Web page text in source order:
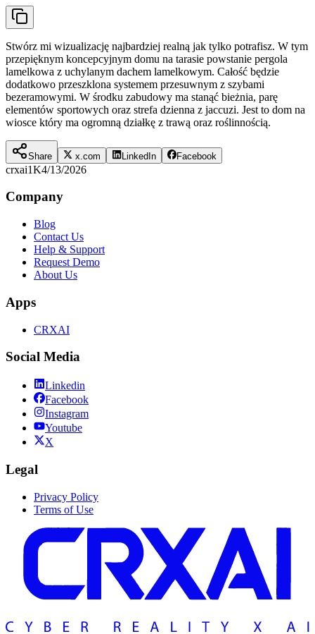
Stwórz mi wizualizację najbardziej realną jak tylko potrafisz. W tym
przepięknym koncepcyjnym domu na tarasie powstanie pergola
lamelkowa z uchylanym dachem lamelkowym. Całość będzie
dodatkowo przeszklona systemem przesuwnym z szybami
bezeramowymi. W środku zabudowy ma stanąć bieżnia, parę
elementów sportowych oraz strefa dzienna z jaccuzi. Jest to dom na
wiosce który ma ogromną działkę z trawą oraz roślinnością.
Share x.com LinkedIn Facebook
crxai1K4/13/2026
Company
Blog
Contact Us
Help & Support
Request Demo
About Us
Apps
CRXAI
Social Media
Linkedin
Facebook
Instagram
Youtube
X
Legal
Privacy Policy
Terms of Use